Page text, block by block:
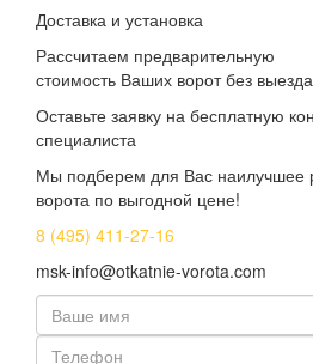
Доставка и установка
Рассчитаем предварительную
стоимость Ваших ворот без
Оставьте заявку на бесплатную
специалиста
Мы подберем для Вас наилучшее
ворота по выгодной цене!
8 (495) 411-27-16
msk-info@otkatnie-vorota.com